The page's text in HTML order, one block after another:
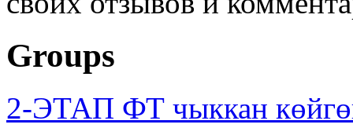
Groups
2-ЭТАП ФТ чыккан